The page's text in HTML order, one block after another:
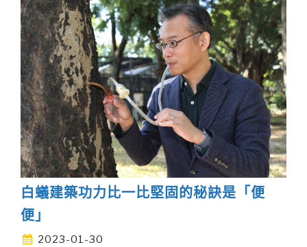
白蟻建築功力比一比堅固的秘訣是「便
便」
2023-01-30